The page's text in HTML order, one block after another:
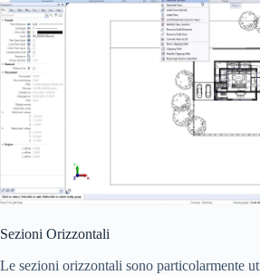
Sezioni Orizzontali
Le sezioni orizzontali sono particolarmente